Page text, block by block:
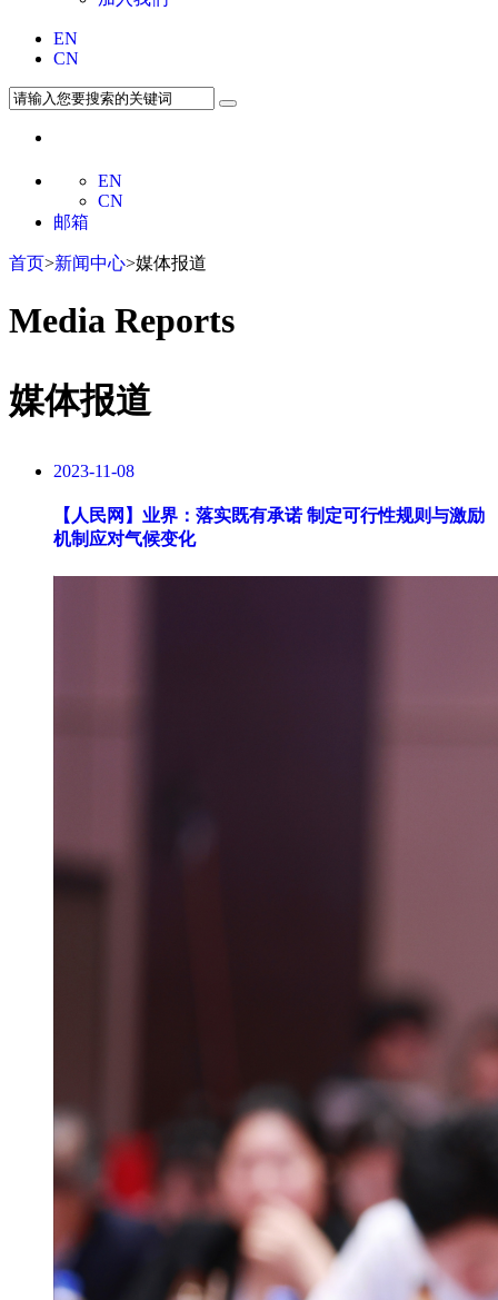
EN
CN
EN
CN
邮箱
首页>新闻中心>媒体报道
Media Reports
媒体报道
2023-11-08
【人民网】 业界：落实既有承诺 制定可行性规则与激励
机制应对气候变化